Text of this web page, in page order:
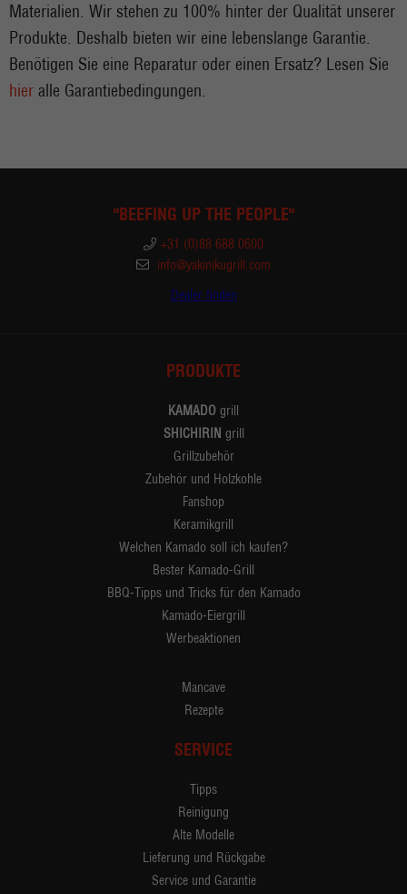
Materialien. Wir stehen zu 100% hinter der Qualität unserer
Produkte. Deshalb bieten wir eine lebenslange Garantie.
Benötigen Sie eine Reparatur oder einen Ersatz? Lesen Sie
hier alle Garantiebedingungen.
"BEEFING UP THE PEOPLE"
+31 (0)88 688 0600
info@yakinikugrill.com
Dealer finden
PRODUKTE
KAMADO grill
SHICHIRIN grill
Grillzubehör
Zubehör und Holzkohle
Fanshop
Keramikgrill
Welchen Kamado soll ich kaufen?
Bester Kamado-Grill
BBQ-Tipps und Tricks für den Kamado
Kamado-Eiergrill
Werbeaktionen
Mancave
Rezepte
SERVICE
Tipps
Reinigung
Alte Modelle
Lieferung und Rückgabe
Service und Garantie